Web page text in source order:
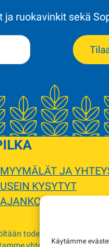
Käytämme
ruokavinkit sekä
MYYMÄLÄT JA
USEIN KYSYTYT
AJANKOHTAISTA
todellisista tuotteista.
yhteyttä ja sovimme